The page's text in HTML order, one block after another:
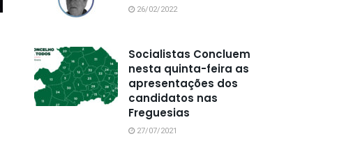
26/02/2022
Socialistas Concluem
nesta quinta-feira as
apresentações dos
candidatos nas
Freguesias
27/07/2021